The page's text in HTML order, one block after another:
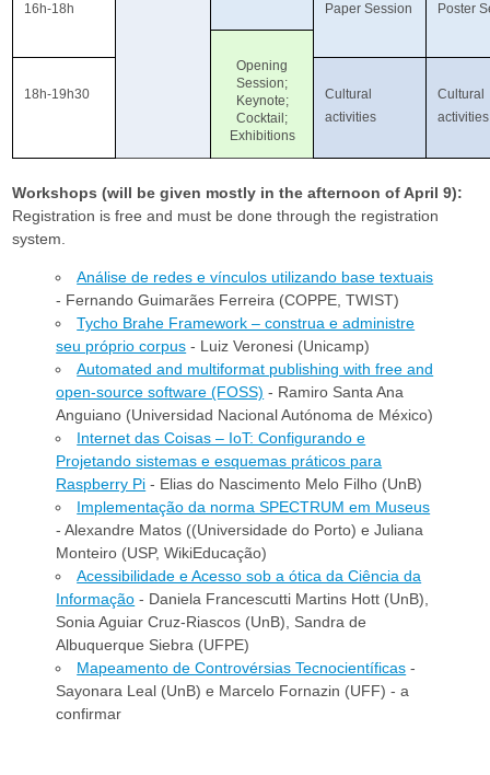
16h-18h Paper Session Poster
Opening
Session;
Keynote;
Cocktail;
Exhibitions
18h-19h30
Cultural
activities
Cultural
activities
Workshops (will be given mostly in the afternoon of April 9):
Registration is free and must be done through the registration
system.
Análise de redes e vínculos utilizando base textuais
- Fernando Guimarães Ferreira (COPPE, TWIST)
Tycho Brahe Framework – construa e administre
seu próprio corpus - Luiz Veronesi (Unicamp)
Automated and multiformat publishing with free and
open-source software (FOSS) - Ramiro Santa Ana
Anguiano (Universidad Nacional Autónoma de México)
Internet das Coisas – IoT: Configurando e
Projetando sistemas e esquemas práticos para
Raspberry Pi - Elias do Nascimento Melo Filho (UnB)
Implementação da norma SPECTRUM em Museus
- Alexandre Matos ((Universidade do Porto) e Juliana
Monteiro (USP, WikiEducação)
Acessibilidade e Acesso sob a ótica da Ciência da
Informação - Daniela Francescutti Martins Hott (UnB),
Sonia Aguiar Cruz-Riascos (UnB), Sandra de
Albuquerque Siebra (UFPE)
Mapeamento de Controvérsias Tecnocientíficas -
Sayonara Leal (UnB) e Marcelo Fornazin (UFF) - a
confirmar